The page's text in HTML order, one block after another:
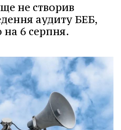
не створив
аудиту БЕБ,
6 серпня.